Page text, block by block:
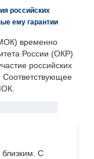
российских
ему гарантии
временно
России (ОКР)
российских
Соответствующее
близким. С